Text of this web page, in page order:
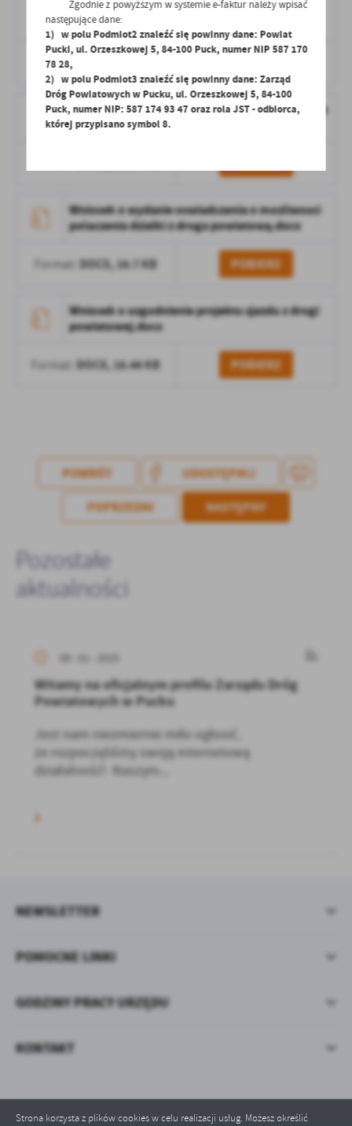
Strona korzysta z plików cookies w celu realizacji usług. Możesz określić
Wniosek o wydanie zezwolenia na lokalizacje
lub przebudowe zjazdu.docx
Format:
Wniosek o wydanie zaświadczenia o dostępie do
drogi publicznej.docx
Wniosek o wydanie oswiadczenia o mozliwosci
polaczenia dzialki z droga powiatową.docx
Format: DOCX, 16.7 KB POBIERZ
Wniosek o uzgodnienie projektu zjazdu z drogi
powiatowej.docx
Format: DOCX, 16.46 KB POBIERZ
POWRÓT UDOSTĘPNIJ
POPRZEDNI NASTĘPNY
Pozostałe
aktualności
09 - 01 - 2025
Witamy na oficjalnym profilu Zarządu Dróg
Powiatowych w Pucku
Jest nam niezmiernie miło ogłosić,
że rozpoczęliśmy swoją internetową
działalność! Naszym...
POMOCNE LINKI
NEWSLETTER
GODZINY PRACY URZĘDU
KONTAKT
Zgodnie z powyższym w systemie e-faktur należy wpisać
następujące dane:
1) w polu Podmiot2 znaleźć się powinny dane: Powiat
Pucki, ul. Orzeszkowej 5, 84-100 Puck, numer NIP 587 170
78 28,
2) w polu Podmiot3 znaleźć się powinny dane: Zarząd
Dróg Powiatowych w Pucku, ul. Orzeszkowej 5, 84-100
Puck, numer NIP: 587 174 93 47 oraz rola JST - odbiorca,
której przypisano symbol 8.